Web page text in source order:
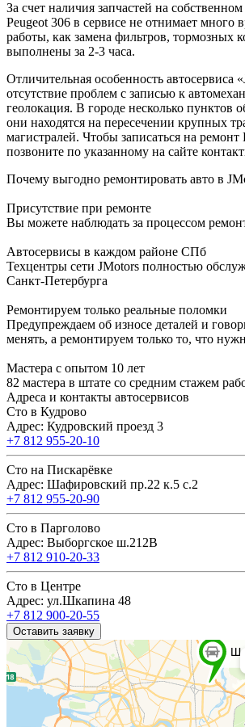
За счет наличия запчастей на
Peugeot 306 в сервисе не отнимает много
работы, как замена фильтров, тормозных
выполнены за 2-3 часа.
Отличительная особенность автосервиса
отсутствие проблем с записью к
геолокация. В городе несколько пунктов
они находятся на пересечении крупных
магистралей. Чтобы записаться на
позвоните по указанному на сайте
Почему выгодно ремонтировать авто в
Присутствие при ремонте
Вы можете наблюдать за процессом
Автосервисы в каждом районе СПб
Техцентры сети JMotors полностью
Санкт-Петербурга
Ремонтируем только реальные поломки
Предупреждаем об износе деталей и
менять, а ремонтируем только то, что
Мастера с опытом 10 лет
82 мастера в штате со средним стажем
Адреса и контакты автосервисов
Сто в Кудрово
Адрес: Кудровский проезд 3
+7 812 955-20-10
Сто на Пискарёвке
Адрес: Шафировский пр.22 к.5 с.2
+7 812 955-20-90
Сто в Парголово
Адрес: Выборгское ш.212В
+7 812 910-20-33
Сто в Центре
Адрес: ул.Шкапина 48
+7 812 900-20-55
Оставить заявку